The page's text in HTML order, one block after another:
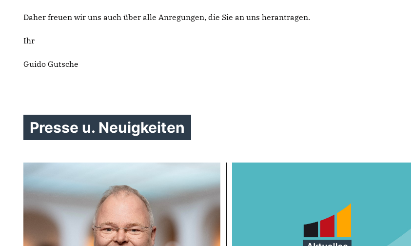
Daher freuen wir uns auch über alle Anregungen, die Sie an uns herantragen.
Ihr
Guido Gutsche
Presse u. Neuigkeiten